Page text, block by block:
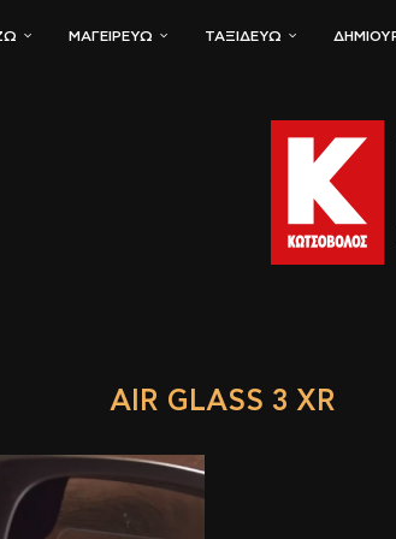
ΜΑΓΕΙΡΕΎΩ ΤΑΞΙΔΕΎΩ
AIR GLASS 3 XR